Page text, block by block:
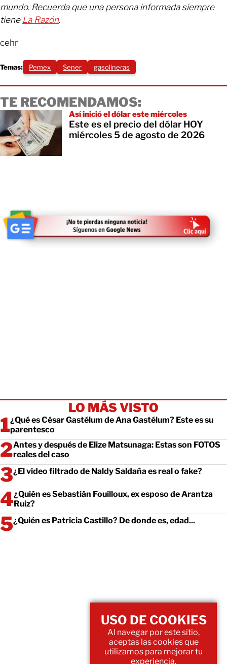
mundo. Recuerda que una persona informada siempre
tiene La Razón.
cehr
Temas: Pemex Sener gasolineras
TE RECOMENDAMOS:
Así inició el dólar este miércoles
Este es el precio del dólar HOY
miércoles 5 de agosto de 2026
LO MÁS VISTO
¿Qué es César Gastélum de Ana Gastélum? Este es su
parentesco
Antes y después de Elize Matsunaga: Estas son FOTOS
reales del caso
¿El video filtrado de Naldy Saldaña es real o fake?
¿Quién es Sebastián Fouilloux, ex esposo de Arantza
Ruiz?
¿Quién es Patricia Castillo? De donde es, edad...
USO DE COOKIES
Al navegar por este sitio,
aceptas las cookies que
utilizamos para mejorar tu
experiencia.